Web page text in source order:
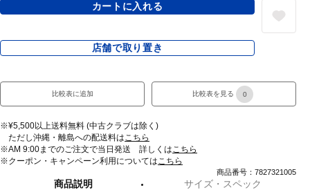
カートに入れる
店舗で取り置き
比較表に追加 比較表を見る 0
※¥5,500以上送料無料 (中古クラブは除く)
ただし沖縄・離島への配送料はこちら
※AM 9:00までのご注文で当日発送 詳しくはこちら
※クーポン・キャンペーン利用についてはこちら
商品番号：7827321005
商品説明 サイズ・スペック